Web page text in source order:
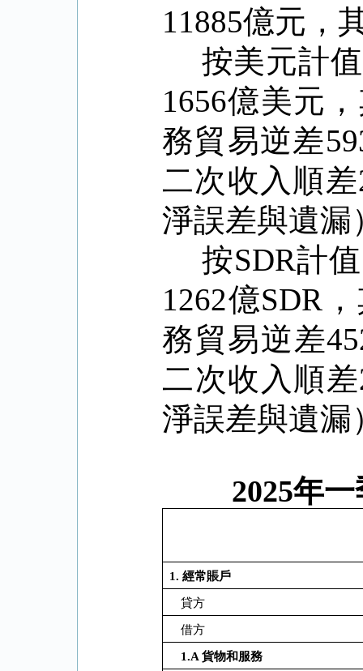
11885億元，
按美元計
1656億美元
務貿易逆差
二次收入順差
淨誤差與遺漏
按SDR計
1262億SDR
務貿易逆差
二次收入順差
淨誤差與遺漏
2025年一
1. 經常賬戶
貸方
借方
1.A貨物和服務